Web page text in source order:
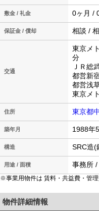
敷金 / 礼金 0ヶ月 /
保証金 / 償却 相談 /
交通
東京メ
分
ＪＲ
都営新
都営浅
東京メ
住所 東京都
築年月 1988年
構造 SRC造(
用途 / 面積 事務所
※事業用物件は 賃料・共益費・管
物件詳細情報